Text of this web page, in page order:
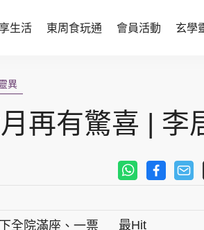
生活 東周食玩通 會員活動 玄學
周Ladies
談情說性
尚生活
醫療百
親子天
與寵同
異
再有驚喜 | 李
全院滿座、一票
最Hit